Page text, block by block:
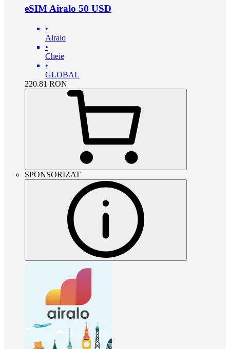
eSIM Airalo 50 USD
•
Airalo
•
Cheie
•
GLOBAL
220.81 RON
SPONSORIZAT